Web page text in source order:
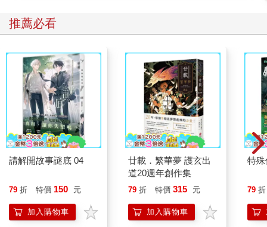
推薦必看
請解開故事謎底 04
79 折 特價 150 元
加入購物車
廿載．繁華夢 護玄出
道20週年創作集
79 折 特價 315 元
加入購物車
特
79 折